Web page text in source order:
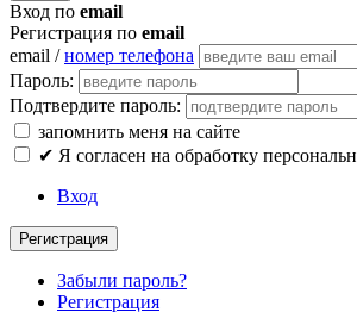
Вход по email
Регистрация по email
email /номер телефона
Пароль:
Подтвердите пароль:
запомнить меня на сайте
✔ Я согласен на обработку
Вход
Регистрация
Забыли пароль?
Регистрация